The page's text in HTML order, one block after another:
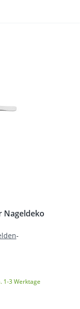
Nageldeko
-
1-3 Werktage